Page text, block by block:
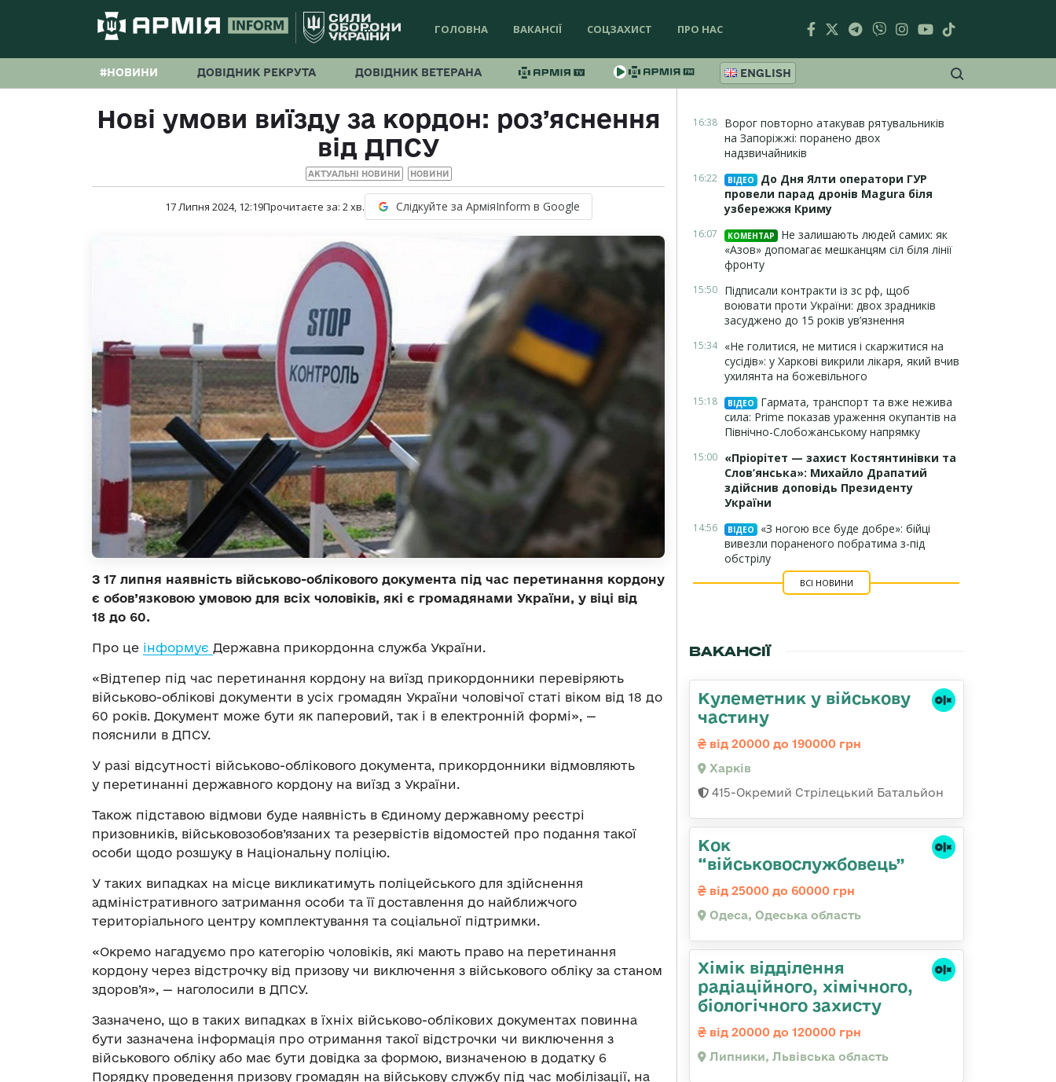
ГОЛОВНА ВАКАНСІЇ СОЦЗАХИСТ ПРО НАС
#НОВИНИ ДОВІДНИК РЕКРУТА ДОВІДНИК ВЕТЕРАНА ENGLISH
Нові умови виїзду за кордон: роз’яснення
від ДПСУ
АКТУАЛЬНІ НОВИНИ НОВИНИ
17 Липня 2024, 12:19Прочитаєте за: 2хв. Слідкуйте за АрміяInform в Google
З 17 липня наявність військово-облікового документа під час перетинання кордону
є обов’язковою умовою для всіх чоловіків, які є громадянами України, у віці від
18 до 60.
Про це інформує Державна прикордонна служба України.
«Відтепер під час перетинання кордону на виїзд прикордонники перевіряють
військово-облікові документи в усіх громадян України чоловічої статі віком від 18 до
60 років. Документ може бути як паперовий, так і в електронній формі», —
пояснили в ДПСУ.
У разі відсутності військово-облікового документа, прикордонники відмовляють
у перетинанні державного кордону на виїзд з України.
Також підставою відмови буде наявність в Єдиному державному реєстрі
призовників, військовозобов’язаних та резервістів відомостей про подання такої
особи щодо розшуку в Національну поліцію.
У таких випадках на місце викликатимуть поліцейського для здійснення
адміністративного затримання особи та її доставлення до найближчого
територіального центру комплектування та соціальної підтримки.
«Окремо нагадуємо про категорію чоловіків, які мають право на перетинання
кордону через відстрочку від призову чи виключення з військового обліку за станом
здоров’я», — наголосили в ДПСУ.
Зазначено, що в таких випадках в їхніх військово-облікових документах повинна
бути зазначена інформація про отримання такої відстрочки чи виключення з
військового обліку або має бути довідка за формою, визначеною в додатку 6
Порядку проведення призову громадян на військову службу під час мобілізації, на
16:38 Ворог повторно атакував рятувальників
на Запоріжжі: поранено двох
надзвичайників
16:22 ВІДЕО
До Дня Ялти оператори ГУР
провели парад дронів Magura біля
узбережжя Криму
16:07 КОМЕНТАР
Не залишають людей самих: як
«Азов» допомагає мешканцям сіл біля лінії
фронту
15:50 Підписали контракти із зс рф, щоб
воювати проти України: двох зрадників
засуджено до 15 років ув’язнення
15:34 «Не голитися, не митися і скаржитися на
сусідів»: у Харкові викрили лікаря, який вчив
ухилянта на божевільного
15:18 ВІДЕО
Гармата, транспорт та вже нежива
сила: Prime показав ураження окупантів на
Північно-Слобожанському напрямку
15:00 «Пріорітет — захист Костянтинівки та
Слов’янська»: Михайло Драпатий
здійснив доповідь Президенту
України
14:56 ВІДЕО
«З ногою все буде добре»: бійці
вивезли пораненого побратима з-під
обстрілу
ВСІ НОВИНИ
ВАКАНСІЇ
Кулеметник у військову
частину
від 20000 до 190000 грн
Харків
415-Окремий Стрілецький Батальйон
Кок
“військовослужбовець”
від 25000 до 60000 грн
Одеса, Одеська область
Хімік відділення
радіаційного, хімічного,
біологічного захисту
від 20000 до 120000 грн
Липники, Львівська область